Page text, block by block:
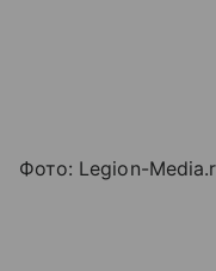
Фото: Legion-